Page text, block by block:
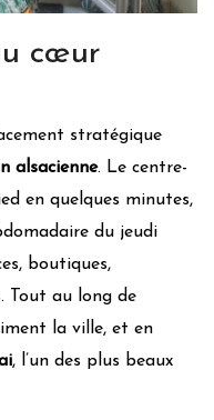
des visiteurs
cœur
stratégique
alsacienne. Le centre-
en quelques minutes,
du jeudi
boutiques,
Tout au long de
la ville, et en
, l’un des plus beaux